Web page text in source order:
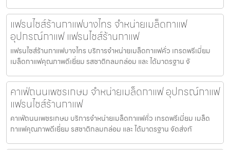
แฟรนไชส์ร้านกาแฟบางไทร จำหน่ายเมล็ดกาแฟ
อุปกรณ์กาแฟ แฟรนไชส์ร้านกาแฟ
แฟรนไชส์ร้านกาแฟบางไทร บริการจำหน่ายเมล็ดกาแฟคั่ว เกรดพรีเมี่ยม
เมล็ดกาแฟคุณภาพดีเยี่ยม รสชาติกลมกล่อม และ ได้มาตรฐาน จั
คาเฟ่ถนนเพชรเกษม จำหน่ายเมล็ดกาแฟ อุปกรณ์กาแฟ
แฟรนไชส์ร้านกาแฟ
คาเฟ่ถนนเพชรเกษม บริการจำหน่ายเมล็ดกาแฟคั่ว เกรดพรีเมี่ยม เมล็ด
กาแฟคุณภาพดีเยี่ยม รสชาติกลมกล่อม และ ได้มาตรฐาน จัดส่งทั